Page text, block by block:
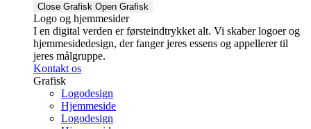
Close Grafisk Open Grafisk
Logo og hjemmesider
I en digital verden er førsteindtrykket alt. Vi skaber logoer og
hjemmesidedesign, der fanger jeres essens og appellerer til
jeres målgruppe.
Kontakt os
Grafisk
Logodesign
Hjemmeside
Logodesign